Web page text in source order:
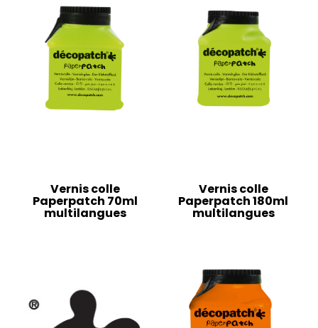
Vernis colle
Paperpatch 70ml
multilangues
Vernis colle
Paperpatch 180ml
multilangues